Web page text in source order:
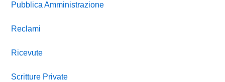
Pubblica Amministrazione
Reclami
Ricevute
Scritture Private